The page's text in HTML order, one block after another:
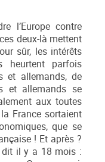
l’Europe contre
deux-là mettent
sûr, les intérêts
heurtent parfois
et allemands, de
et allemands se
aux toutes
France sortaient
que se
! Et après ?
dit il y a 18 mois :